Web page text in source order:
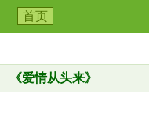
首页
《爱情从头来》